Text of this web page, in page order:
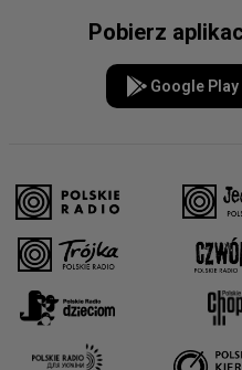
Pobierz
Google Play